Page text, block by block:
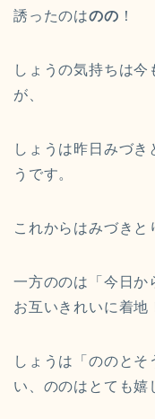
誘ったのはのの ！
しょうの気持ちは今
が、
しょうは昨日みづき
うです。
これからはみづきと
一方ののは「今日か
お互いきれいに着地
しょうは「ののと
い、ののはとても嬉